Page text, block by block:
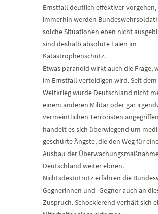
Ernstfall deutlich effektiver vorgehen,
immerhin werden
solche Situationen eben nicht
sind deshalb absolute Laien im
Katastrophenschutz.
Etwas paranoid wirkt auch die Frage,
im Ernstfall verteidigen wird. Seit
Weltkrieg wurde Deutschland nicht
einem anderen Militär oder gar
vermeintlichen Terroristen
handelt es sich überwiegend um
geschürte Ängste, die den Weg für
Ausbau der
Deutschland weiter ebnen.
Nichtsdestotrotz erfahren die
Gegnerinnen und -Gegner auch an
Zuspruch. Schockierend verhält sich